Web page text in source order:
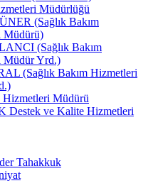
Müdürlüğü
(Sağlık Bakım
Müdürü)
(Sağlık Bakım
Müdür Yrd.)
(Sağlık Bakım Hizmetleri
Müdürü
Destek ve Kalite Hizmetleri
Tahakkuk